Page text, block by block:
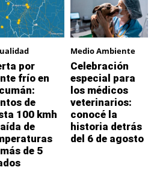
por
frío en
de
100 kmh
de
de 5
Medio Ambiente
Celebración
especial para
los médicos
veterinarios:
conocé la
historia detrás
del 6 de agosto